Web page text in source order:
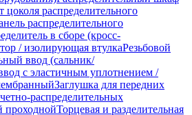
цоколя распределительного
распределительного
в сборе (кросс-
/ изолирующая втулкаРезьбовой
ввод (сальник/
с эластичным уплотнением /
Заглушка для передних
распределительных
Торцевая и разделительная